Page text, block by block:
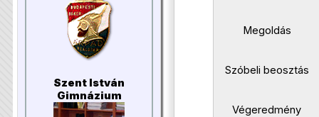
Szent István
Gimnázium
Megoldás
Szóbeli beosztás
Végeredmény